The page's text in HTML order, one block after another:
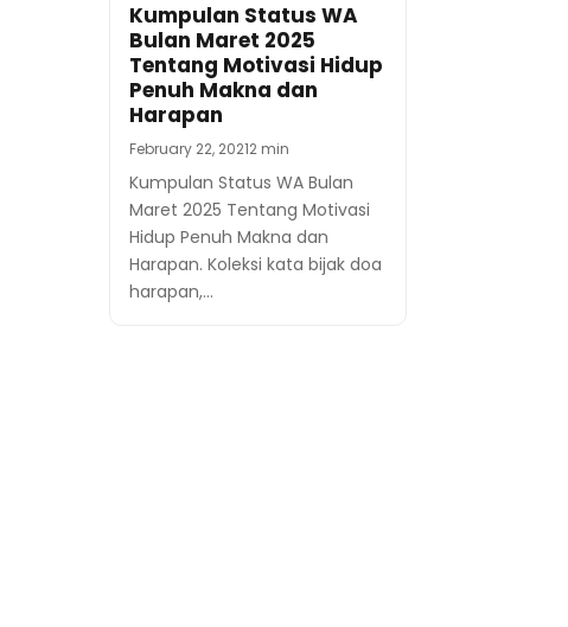
Kumpulan Status WA
Bulan Maret 2025
Tentang Motivasi Hidup
Penuh Makna dan
Harapan
February 22, 20212 min
Kumpulan Status WA Bulan
Maret 2025 Tentang Motivasi
Hidup Penuh Makna dan
Harapan. Koleksi kata bijak doa
harapan,…